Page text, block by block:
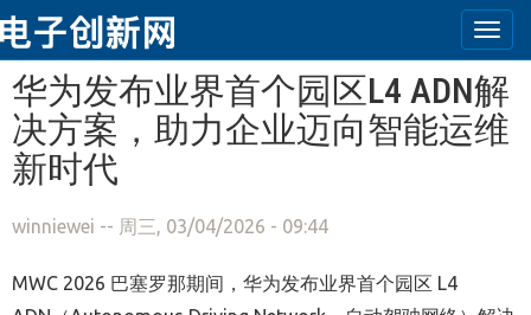
跳转到主要内容
华为发布业界首个园区L4 ADN解
决方案，助力企业迈向智能运维
新时代
winniewei -- 周三, 03/04/2026 - 09:44
MWC 2026 巴塞罗那期间，华为发布业界首个园区 L4